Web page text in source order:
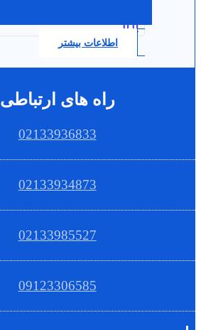
0.0
اطلاعات بیشتر
راه های ارتباطی
02133936833
02133934873
02133985527
09123306585